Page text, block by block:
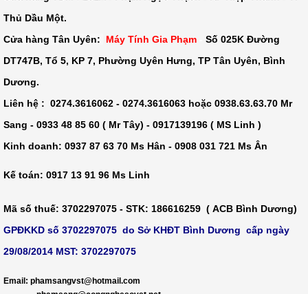
Thủ Dầu Một.
Cửa hàng Tân Uyên:
Máy Tính Gia Phạm
Số 025K Đường
DT747B, Tổ 5, KP 7, Phường Uyên Hưng, TP Tân Uyên, Bình
Dương.
Liên hệ : 0274.3616062 - 0274.3616063 hoặc 0938.63.63.70 Mr
Sang - 0933 48 85 60 ( Mr Tây) - 0917139196 ( MS Linh )
Kinh doanh: 0937 87 63 70 Ms Hân - 0908 031 721 Ms Ân
Kế toán: 0917 13 91 96 Ms Linh
Mã số thuế: 3702297075 - STK: 186616259 ( ACB Bình Dương)
GPĐKKD số 3702297075 do Sở KHĐT Bình Dương cấp ngày
29/08/2014 MST: 3702297075
Email: phamsangvst@hotmail.com